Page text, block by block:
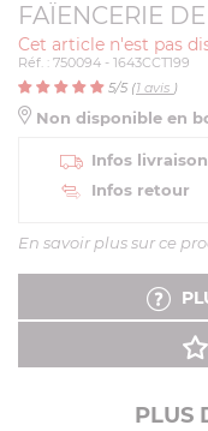
FAÏENCERIE
Cet article n'est pas
Réf. : 750094 - 1643CCT199
5/5 (1 avis )
Non disponible en
Infos livraison
Infos retour
En savoir plus sur ce
PLUS